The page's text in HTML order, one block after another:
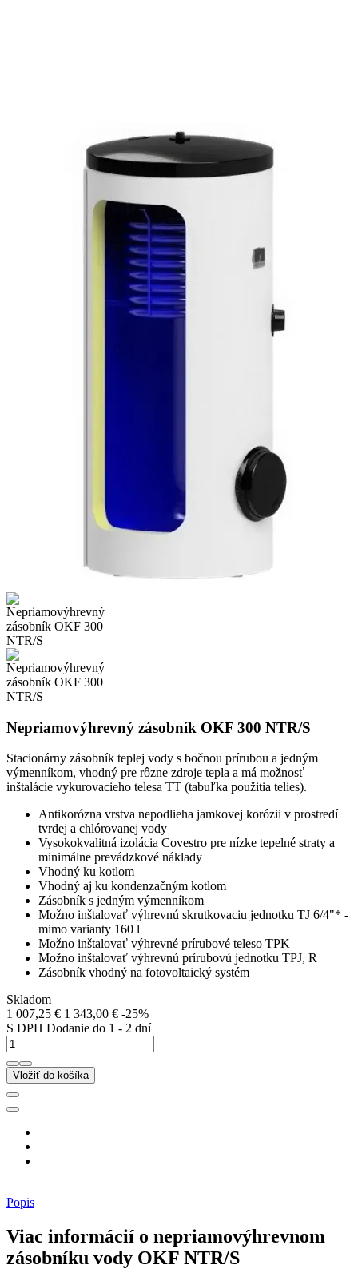
Nepriamovýhrevný zásobník OKF 300 NTR/S
Stacionárny zásobník teplej vody s bočnou prírubou a jedným
výmenníkom, vhodný pre rôzne zdroje tepla a má možnosť
inštalácie vykurovacieho telesa TT (tabuľka použitia telies).
Antikorózna vrstva nepodlieha jamkovej korózii v prostredí
tvrdej a chlórovanej vody
Vysokokvalitná izolácia Covestro pre nízke tepelné straty a
minimálne prevádzkové náklady
Vhodný ku kotlom
Vhodný aj ku kondenzačným kotlom
Zásobník s jedným výmenníkom
Možno inštalovať výhrevnú skrutkovaciu jednotku TJ 6/4"* -
mimo varianty 160 l
Možno inštalovať výhrevné prírubové teleso TPK
Možno inštalovať výhrevnú prírubovú jednotku TPJ, R
Zásobník vhodný na fotovoltaický systém
Skladom
1 007,25 € 1 343,00 € -25%
S DPH Dodanie do 1 - 2 dní
Vložiť do košíka
Popis
Viac informácií o nepriamovýhrevnom
zásobníku vody OKF NTR/S